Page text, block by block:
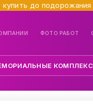
до
ФОТО РАБОТ